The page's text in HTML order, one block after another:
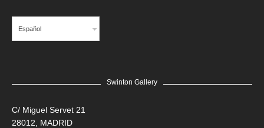
Español
Swinton Gallery
C/ Miguel Servet 21
28012, MADRID